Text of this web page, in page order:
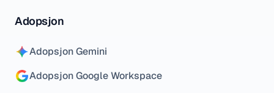
Adopsjon
Adopsjon Gemini
Adopsjon Google Workspace